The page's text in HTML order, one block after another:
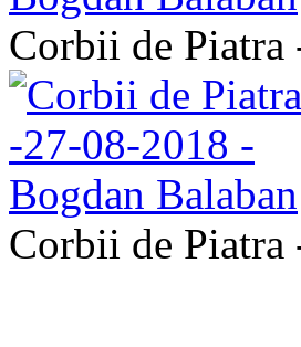
Corbii de Piatra
Corbii de Piatra